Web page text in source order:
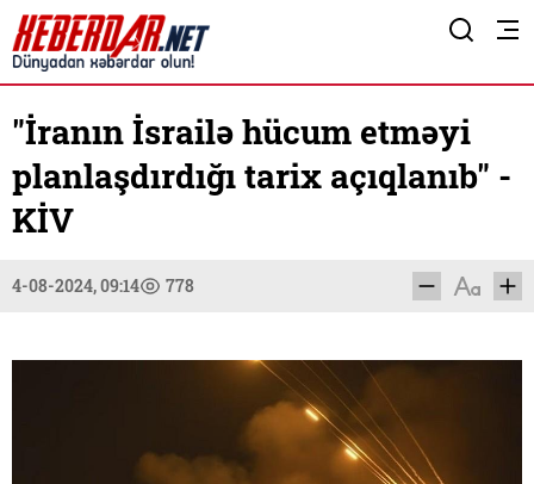
"İranın İsrailə hücum etməyi
planlaşdırdığı tarix açıqlanıb" -
KİV
4-08-2024, 09:14 778